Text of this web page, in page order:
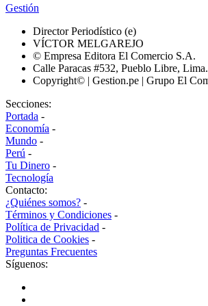
Gestión
Director Periodístico (e)
VÍCTOR MELGAREJO
© Empresa Editora El Comercio S.A.
Calle Paracas #532, Pueblo Libre, Lima.
Copyright© | Gestion.pe | Grupo El
Secciones:
Portada -
Economía -
Mundo -
Perú -
Tu Dinero -
Tecnología
Contacto:
¿Quiénes somos? -
Términos y Condiciones -
Política de Privacidad -
Politica de Cookies -
Preguntas Frecuentes
Síguenos: